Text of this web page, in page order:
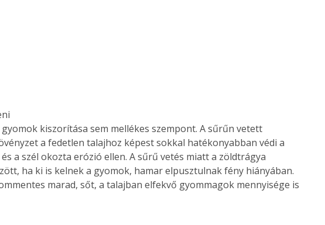
gyomok kiszorítása sem mellékes szempont. A sűrűn vetett
a fedetlen talajhoz képest sokkal hatékonyabban védi a
a szél okozta erózió ellen. A sűrű vetés miatt a zöldtrágya
ha ki is kelnek a gyomok, hamar elpusztulnak fény hiányában.
marad, sőt, a talajban elfekvő gyommagok mennyisége is